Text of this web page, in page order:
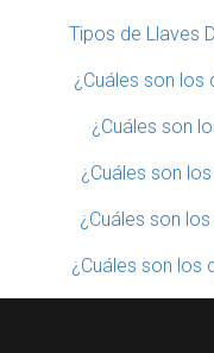
Tipos de Llaves
¿Cuáles son los
¿Cuáles son
¿Cuáles son
¿Cuáles son
¿Cuáles son los